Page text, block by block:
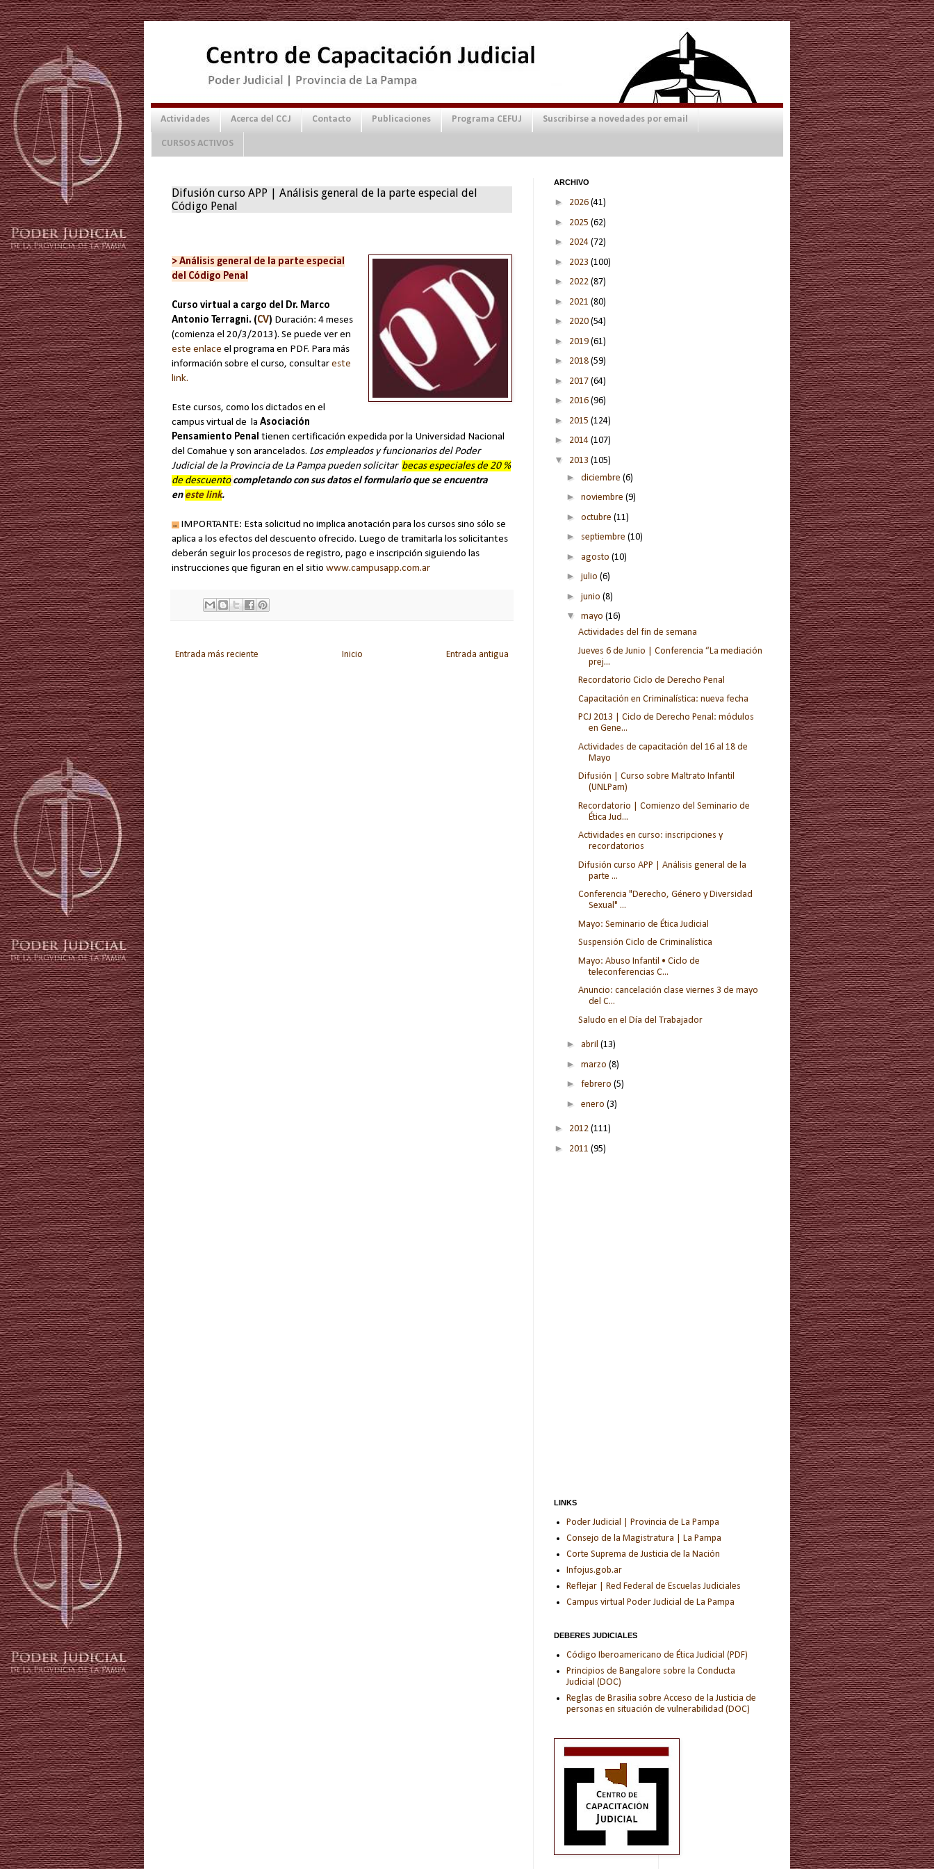
Actividades Acerca del CCJ Contacto Publicaciones Programa CEFUJ Suscribirse a novedades por email
CURSOS ACTIVOS
Difusión curso APP | Análisis general de la parte especial del
Código Penal
> Análisis general de la parte especial
del Código Penal
Curso virtual a cargo del Dr. Marco
Antonio Terragni. (CV) Duración: 4 meses
(comienza el 20/3/2013). Se puede ver en
este enlace el programa en PDF. Para más
información sobre el curso, consultareste
link.
Este cursos, como los dictados en el
campus virtual de la Asociación
Pensamiento Penal tienen certificación expedida por la Universidad Nacional
del Comahue y son arancelados. Los empleados y funcionarios del Poder
Judicial de la Provincia de La Pampa pueden solicitar becas especiales de 20 %
de descuento completando con sus datos el formulario que se encuentra
eneste link.
→
IMPORTANTE: Esta solicitud no implica anotación para los cursos sino sólo se
aplica a los efectos del descuento ofrecido. Luego de tramitarla los solicitantes
deberán seguir los procesos de registro, pago e inscripción siguiendo las
instrucciones que figuran en el sitio www.campusapp.com.ar
Entrada más reciente Entrada antigua
Inicio
ARCHIVO
► 2026 (41)
► 2025 (62)
► 2024 (72)
► 2023 (100)
► 2022 (87)
► 2021 (80)
► 2020 (54)
► 2019 (61)
► 2018 (59)
► 2017 (64)
► 2016 (96)
► 2015 (124)
► 2014 (107)
▼ 2013 (105)
► diciembre (6)
► noviembre (9)
► octubre (11)
► septiembre (10)
► agosto (10)
► julio (6)
► junio (8)
▼ mayo (16)
Actividades del fin de semana
Jueves 6 de Junio | Conferencia “La mediación
prej...
Recordatorio Ciclo de Derecho Penal
Capacitación en Criminalística: nueva fecha
PCJ 2013 | Ciclo de Derecho Penal: módulos
en Gene...
Actividades de capacitación del 16 al 18 de
Mayo
Difusión | Curso sobre Maltrato Infantil
(UNLPam)
Recordatorio | Comienzo del Seminario de
Ética Jud...
Actividades en curso: inscripciones y
recordatorios
Difusión curso APP | Análisis general de la
parte ...
Conferencia "Derecho, Género y Diversidad
Sexual" ...
Mayo: Seminario de Ética Judicial
Suspensión Ciclo de Criminalística
Mayo: Abuso Infantil • Ciclo de
teleconferencias C...
Anuncio: cancelación clase viernes 3 de mayo
del C...
Saludo en el Día del Trabajador
► abril (13)
► marzo (8)
► febrero (5)
► enero (3)
► 2012 (111)
► 2011 (95)
LINKS
Poder Judicial | Provincia de La Pampa
Consejo de la Magistratura | La Pampa
Corte Suprema de Justicia de la Nación
Infojus.gob.ar
Reflejar | Red Federal de Escuelas Judiciales
Campus virtual Poder Judicial de La Pampa
DEBERES JUDICIALES
Código Iberoamericano de Ética Judicial (PDF)
Principios de Bangalore sobre la Conducta
Judicial (DOC)
Reglas de Brasilia sobre Acceso de la Justicia de
personas en situación de vulnerabilidad (DOC)